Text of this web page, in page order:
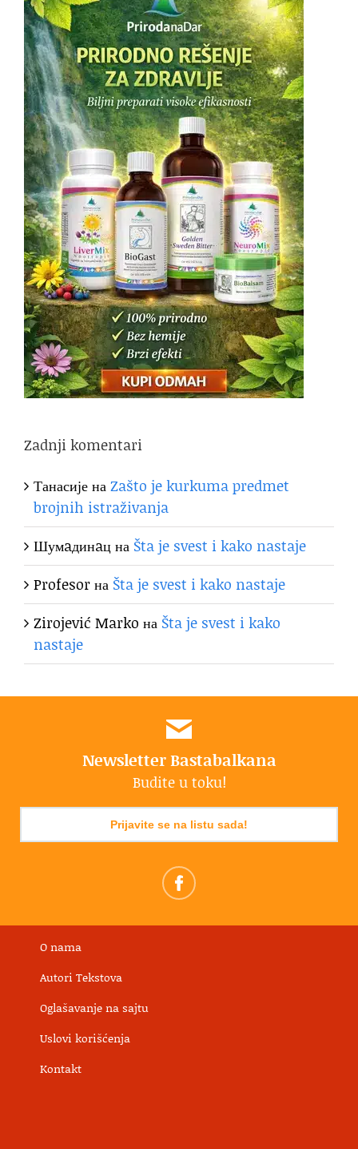
Zadnji komentari
ТанасијенаZašto je kurkuma predmet
brojnih istraživanja
Шумaдинaцна Šta je svest i kako nastaje
Profesorна Šta je svest i kako nastaje
Zirojević Marko на Šta je svest i kako
nastaje
Newsletter Bastabalkana
Budite u toku!
Prijavite se na listu sada!
O nama
Autori Tekstova
Oglašavanje na sajtu
Uslovi korišćenja
Kontakt